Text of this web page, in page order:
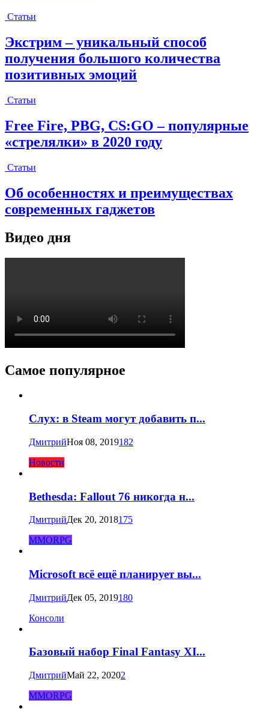
Статьи
Экстрим – уникальный способ
получения большого количества
позитивных эмоций
Статьи
Free Fire, PBG, CS:GO – популярные
«стрелялки» в 2020 году
Статьи
Об особенностях и преимуществах
современных гаджетов
Видео дня
Самое популярное
Слух: в Steam могут добавить п...
ДмитрийНоя 08, 2019182
Новости
Bethesda: Fallout 76 никогда н...
ДмитрийДек 20, 2018175
MMORPG
Microsoft всё ещё планирует вы...
ДмитрийДек 05, 2019180
Консоли
Базовый набор Final Fantasy XI...
ДмитрийМай 22, 20202
MMORPG